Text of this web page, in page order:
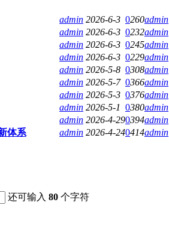
admin 2026-6-3 0260admin
admin 2026-6-3 0232admin
admin 2026-6-3 0245admin
admin 2026-6-3 0229admin
admin 2026-5-8 0308admin
admin 2026-5-7 0366admin
admin 2026-5-3 0376admin
admin 2026-5-1 0380admin
admin 2026-4-290394admin
体系
admin 2026-4-240414admin
还可输入80 个字符